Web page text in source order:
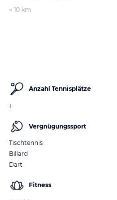
< 10 km
Anzahl Tennisplätze
1
Vergnügungssport
Tischtennis
Billard
Dart
Fitness